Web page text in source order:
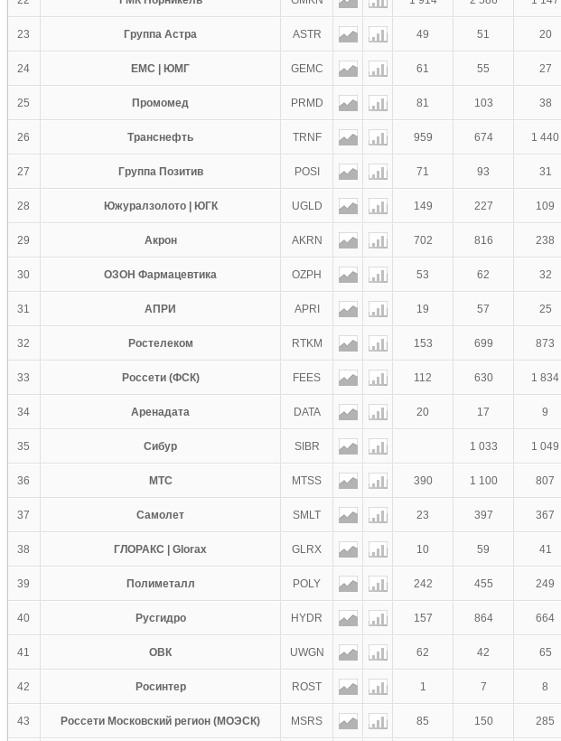
23 Группа Астра ASTR 49 51 20
24 ЕМС | ЮМГ GEMC 61 55 27
25 Промомед PRMD 81 103 38
26 Транснефть TRNF 959 674 1 440
27 Группа Позитив POSI 71 93 31
28 Южуралзолото | ЮГК UGLD 149 227 109
29 Акрон AKRN 702 816 238
30 ОЗОН Фармацевтика OZPH 53 62 32
31 АПРИ APRI 19 57 25
32 Ростелеком RTKM 153 699 873
33 Россети (ФСК) FEES 112 630 1 834
34 Аренадата DATA 20 17 9
35 Сибур SIBR 1 033 1 049
36 МТС MTSS 390 1 100 807
37 Самолет SMLT 23 397 367
38 ГЛОРАКС | Glorax GLRX 10 59 41
39 Полиметалл POLY 242 455 249
40 Русгидро HYDR 157 864 664
41 ОВК UWGN 62 42 65
42 Росинтер ROST 1 7 8
43 Россети Московский регион (МОЭСК) MSRS 85 150 285